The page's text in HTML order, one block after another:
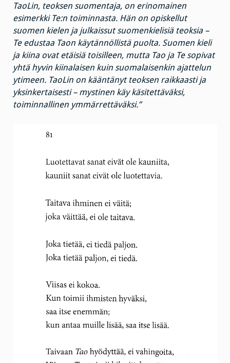
TaoLin, teoksen suomentaja, on erinomainen
esimerkki Te:n toiminnasta. Hän on opiskellut
suomen kielen ja julkaissut suomenkielisiä teoksia –
Te edustaa Taon käytännöllistä puolta. Suomen kieli
ja kiina ovat etäisiä toisilleen, mutta Tao ja Te sopivat
yhtä hyvin kiinalaisen kuin suomalaisenkin ajattelun
ytimeen. TaoLin on kääntänyt teoksen raikkaasti ja
yksinkertaisesti – mystinen käy käsitettäväksi,
toiminnallinen ymmärrettäväksi.”